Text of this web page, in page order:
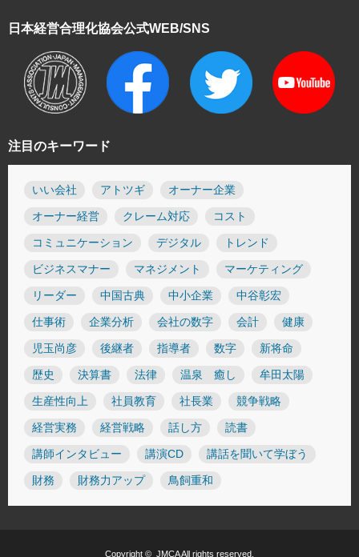
注目のキーワード
いい会社 アトツギ オーナー企業
オーナー経営 クレーム対応 コスト
コミュニケーション デジタル トレンド
ビジネスマナー マネジメント マーケティング
リーダー 中国古典 中小企業 中谷彰宏
仕事術 企業分析 会社の数字 会計 健康
児玉尚彦 後継者 指導者 数字 新将命
歴史 決算書 法律 温泉 癒し 牟田太陽
生産性向上 社員教育 社長業 競争戦略
経営実務 経営戦略 話し方 読書
講師インタビュー 講演CD 講話を聞いて学ぼう
財務 財務力アップ 鳥飼重和
日本経営合理化協会公式WEB/SNS
Copyright © JMCAAll rights reserved.